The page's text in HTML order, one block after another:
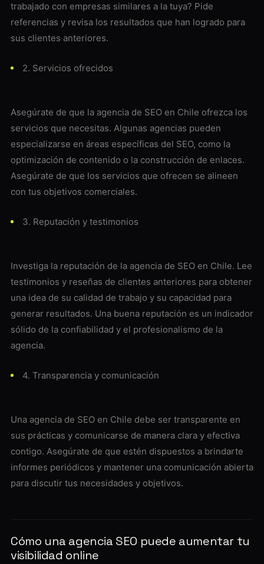
trabajado con empresas similares a la tuya? Pide
referencias y revisa los resultados que han logrado para
sus clientes anteriores.
2. Servicios ofrecidos
Asegúrate de que la agencia de SEO en Chile ofrezca los
servicios que necesitas. Algunas agencias pueden
especializarse en áreas específicas del SEO, como la
optimización de contenido o la construcción de enlaces.
Asegúrate de que los servicios que ofrecen se alineen
con tus objetivos comerciales.
3. Reputación y testimonios
Investiga la reputación de la agencia de SEO en Chile. Lee
testimonios y reseñas de clientes anteriores para obtener
una idea de su calidad de trabajo y su capacidad para
generar resultados. Una buena reputación es un indicador
sólido de la confiabilidad y el profesionalismo de la
agencia.
4. Transparencia y comunicación
Una agencia de SEO en Chile debe ser transparente en
sus prácticas y comunicarse de manera clara y efectiva
contigo. Asegúrate de que estén dispuestos a brindarte
informes periódicos y mantener una comunicación abierta
para discutir tus necesidades y objetivos.
Cómo una agencia SEO puede aumentar tu
visibilidad online